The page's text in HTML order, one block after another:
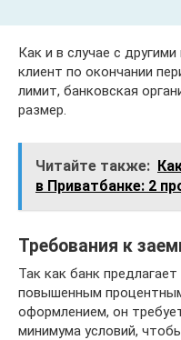
Как и в случае с
клиент по окончании
лимит, банковская
размер.
Читайте также:
в Приватбанке: 2
Требования к
Так как банк
повышенным
оформлением, он
минимума условий,